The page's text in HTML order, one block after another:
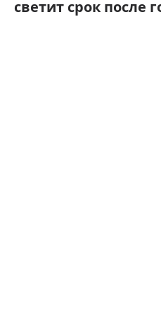
светит срок после